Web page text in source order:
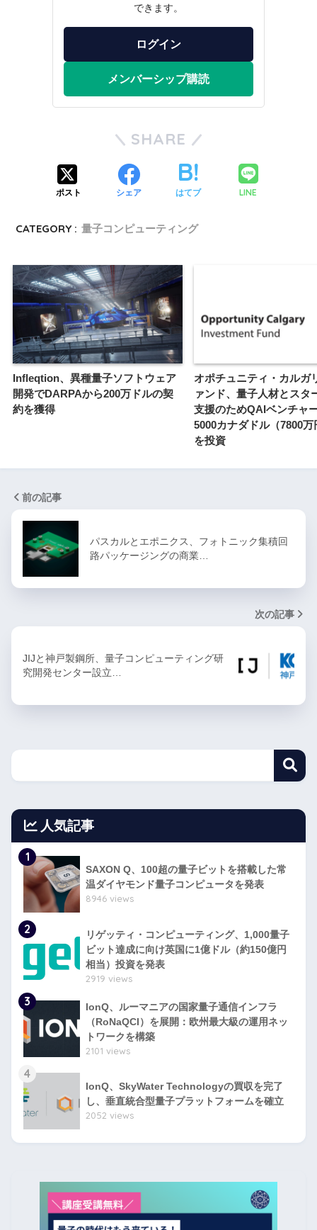
できます。
ログイン
メンバーシップ購読
SHARE
ポスト シェア はてブ LINE
CATEGORY : 量子コンピューティング
Infleqtion、異種量子ソフトウェア
開発でDARPAから200万ドルの契
約を獲得
オポチュニティ・カルガ
ァンド、量子人材とスタ
支援のためQAIベンチャ
5000カナダドル（7800万
を投資
前の記事
パスカルとエポニクス、フォトニック集積回
路パッケージングの商業…
次の記事
JIJと神戸製鋼所、量子コンピューティング研
究開発センター設立…
人気記事
1
SAXON Q、100超の量子ビットを搭載した常
温ダイヤモンド量子コンピュータを発表
8946 views
2
リゲッティ・コンピューティング、1,000量子
ビット達成に向け英国に1億ドル（約150億円
相当）投資を発表
2919 views
3
IonQ、ルーマニアの国家量子通信インフラ
（RoNaQCI）を展開：欧州最大級の運用ネッ
トワークを構築
2101 views
4
IonQ、SkyWater Technologyの買収を完了
し、垂直統合型量子プラットフォームを確立
2052 views